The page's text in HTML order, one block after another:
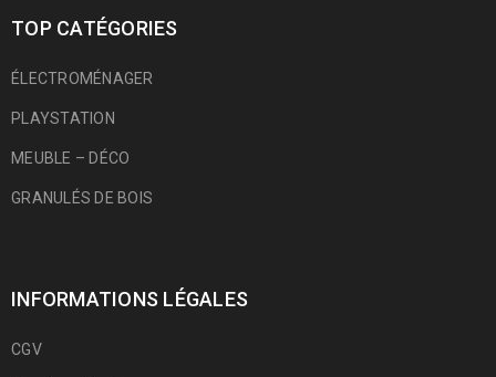
TOP CATÉGORIES
ÉLECTROMÉNAGER
PLAYSTATION
MEUBLE – DÉCO
GRANULÉS DE BOIS
INFORMATIONS LÉGALES
CGV